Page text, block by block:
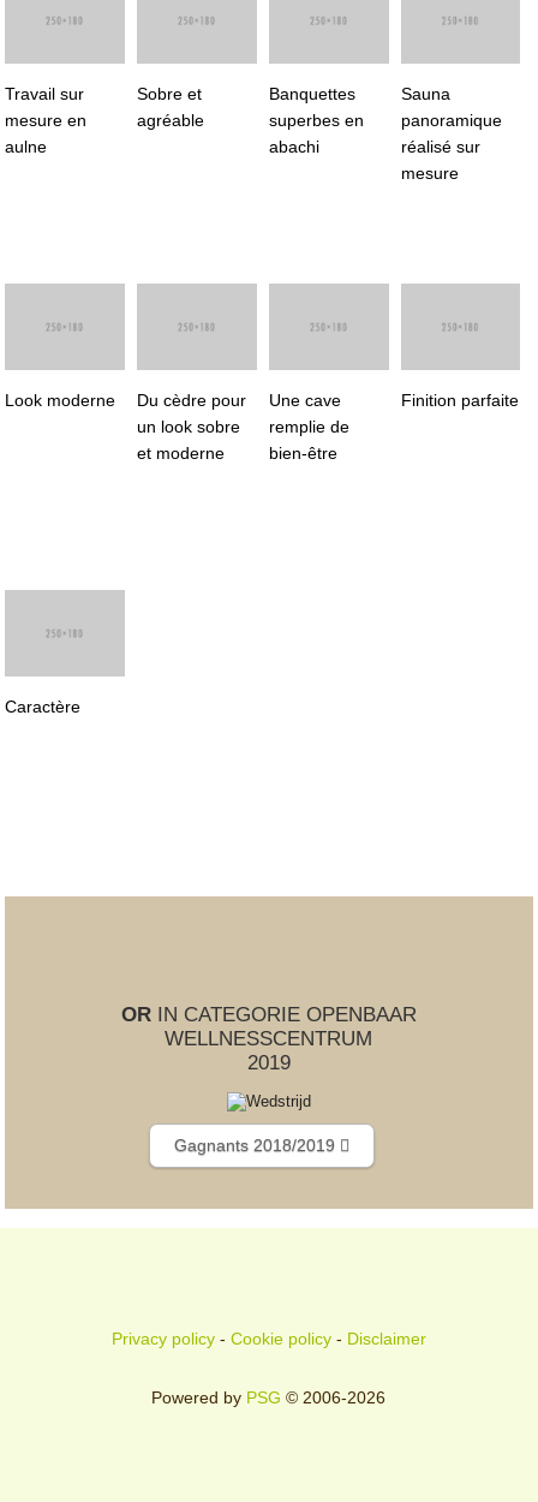
Travail sur
mesure en
aulne
Sobre et
agréable
Banquettes
superbes en
abachi
Sauna
panoramique
réalisé sur
mesure
Look moderne
Du cèdre pour
un look sobre
et moderne
Une cave
remplie de
bien-être
Finition parfaite
Caractère
ORIN CATEGORIE OPENBAAR
WELLNESSCENTRUM
2019
Gagnants 2018/2019
Privacy policy- Cookie policy- Disclaimer
Powered by PSG © 2006-2026